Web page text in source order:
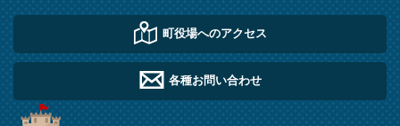
町役場へのアクセス
各種お問い合わせ